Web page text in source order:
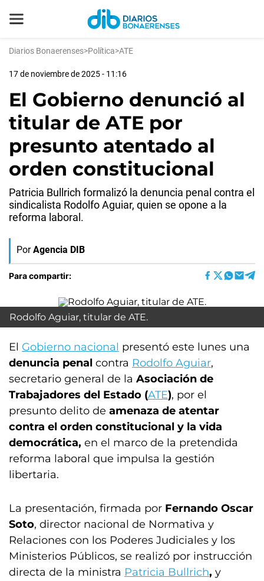
Diarios Bonaerenses>Política>ATE
17 de noviembre de 2025 - 11:16
El Gobierno denunció al
titular de ATE por
presunto atentado al
orden constitucional
Patricia Bullrich formalizó la denuncia penal contra el
sindicalista Rodolfo Aguiar, quien se opone a la
reforma laboral.
Por Agencia DIB
Para compartir:
Rodolfo Aguiar, titular de ATE.
El Gobierno nacional presentó este lunes una
denuncia penal contra Rodolfo Aguiar,
secretario general de la Asociación de
Trabajadores del Estado (ATE), por el
presunto delito de amenaza de atentar
contra el orden constitucional y la vida
democrática, en el marco de la pretendida
reforma laboral que impulsa la gestión
libertaria.
La presentación, firmada por Fernando Oscar
Soto, director nacional de Normativa y
Relaciones con los Poderes Judiciales y los
Ministerios Públicos, se realizó por instrucción
directa de la ministra Patricia Bullrich, y